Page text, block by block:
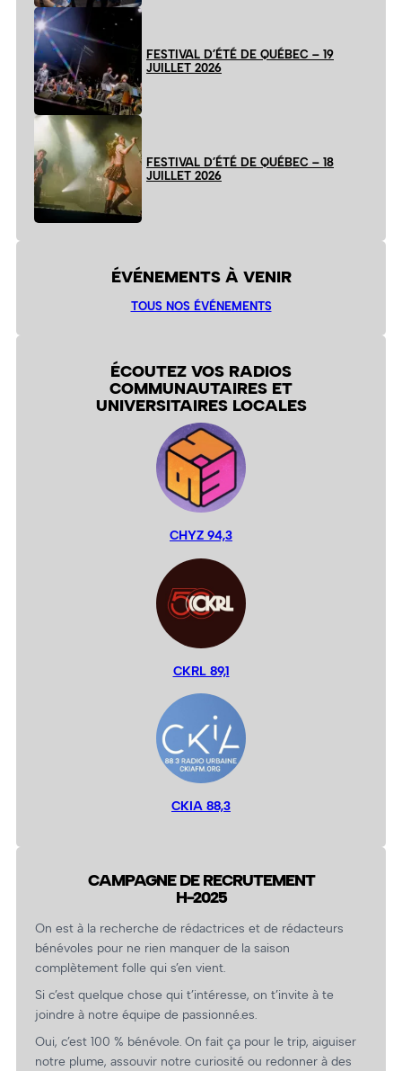
FESTIVAL D’ÉTÉ DE QUÉBEC – 19
JUILLET 2026
FESTIVAL D’ÉTÉ DE QUÉBEC – 18
JUILLET 2026
ÉVÉNEMENTS À VENIR
TOUS NOS ÉVÉNEMENTS
ÉCOUTEZ VOS RADIOS
COMMUNAUTAIRES ET
UNIVERSITAIRES LOCALES
CHYZ 94,3
CKRL 89,1
CKIA 88,3
CAMPAGNE DE RECRUTEMENT
H-2025
On est à la recherche de rédactrices et de rédacteurs
bénévoles pour ne rien manquer de la saison
complètement folle qui s’en vient.
Si c’est quelque chose qui t’intéresse, on t’invite à te
joindre à notre équipe de passionné.es.
Oui, c’est 100 % bénévole. On fait ça pour le trip, aiguiser
notre plume, assouvir notre curiosité ou redonner à des